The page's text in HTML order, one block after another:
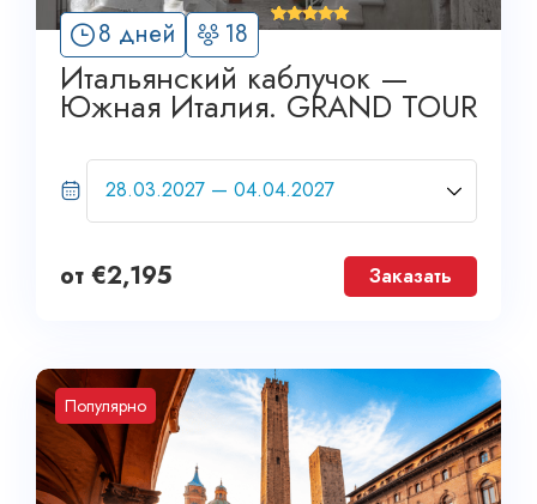
8 дней 18 6
'
Итальянский каблучок —
Южная Италия. GRAND TOUR
от €2,195 Заказать
Популярно